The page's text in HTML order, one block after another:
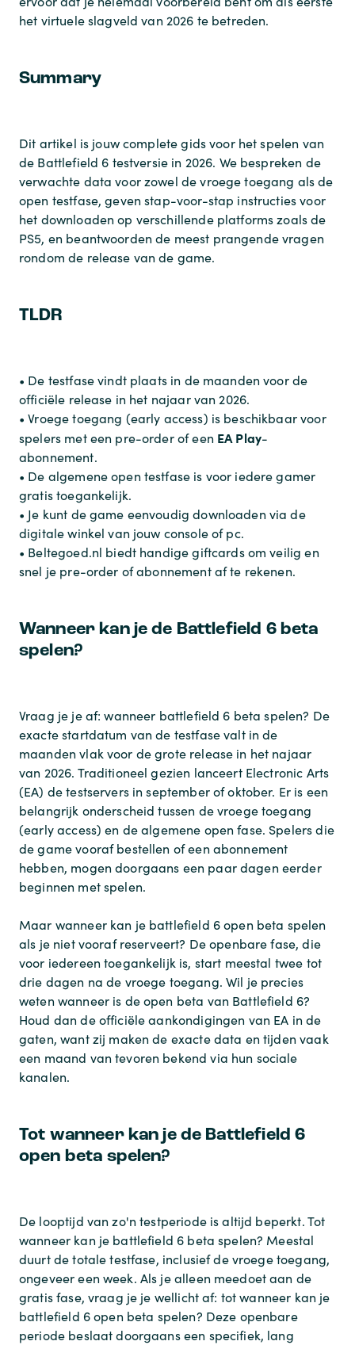
het virtuele slagveld van 2026 te betreden.
Summary
Dit artikel is jouw complete gids voor het spelen van
de Battlefield 6 testversie in 2026. We bespreken de
verwachte data voor zowel de vroege toegang als de
open testfase, geven stap-voor-stap instructies voor
het downloaden op verschillende platforms zoals de
PS5, en beantwoorden de meest prangende vragen
rondom de release van de game.
TLDR
• De testfase vindt plaats in de maanden voor de
officiële release in het najaar van 2026.
• Vroege toegang (early access) is beschikbaar voor
spelers met een pre-order of een EA Play-
abonnement.
• De algemene open testfase is voor iedere gamer
gratis toegankelijk.
• Je kunt de game eenvoudig downloaden via de
digitale winkel van jouw console of pc.
• Beltegoed.nl biedt handige giftcards om veilig en
snel je pre-order of abonnement af te rekenen.
Wanneer kan je de Battlefield 6 beta
spelen?
Vraag je je af:wanneer battlefield 6 beta spelen? De
exacte startdatum van de testfase valt in de
maanden vlak voor de grote release in het najaar
van 2026. Traditioneel gezien lanceert Electronic Arts
(EA) de testservers in september of oktober. Er is een
belangrijk onderscheid tussen de vroege toegang
(early access) en de algemene open fase. Spelers die
de game vooraf bestellen of een abonnement
hebben, mogen doorgaans een paar dagen eerder
beginnen met spelen.
Maar wanneer kan je battlefield 6 open beta spelen
als je niet vooraf reserveert? De openbare fase, die
voor iedereen toegankelijk is, start meestal twee tot
drie dagen na de vroege toegang. Wil je precies
weten wanneer is de open beta van Battlefield 6?
Houd dan de officiële aankondigingen van EA in de
gaten, want zij maken de exacte data en tijden vaak
een maand van tevoren bekend via hun sociale
kanalen.
Tot wanneer kan je de Battlefield 6
open beta spelen?
De looptijd van zo'n testperiode is altijd beperkt.Tot
wanneer kan je battlefield 6 beta spelen? Meestal
duurt de totale testfase, inclusief de vroege toegang,
ongeveer een week. Als je alleen meedoet aan de
gratis fase, vraag je je wellicht af: tot wanneer kan je
battlefield 6 open beta spelen? Deze openbare
periode beslaat doorgaans een specifiek, lang